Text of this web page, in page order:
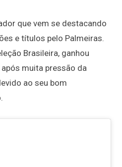
que vem se destacando
e títulos pelo Palmeiras.
Brasileira, ganhou
muita pressão da
ao seu bom